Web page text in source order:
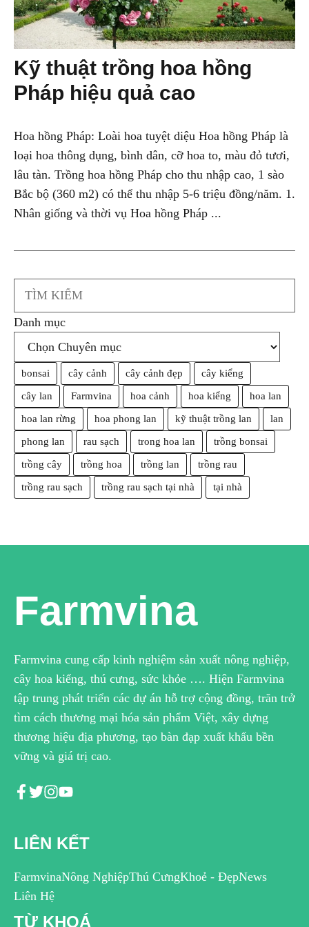
Kỹ thuật trồng hoa hồng
Pháp hiệu quả cao
Hoa hồng Pháp: Loài hoa tuyệt diệu Hoa hồng Pháp là
loại hoa thông dụng, bình dân, cỡ hoa to, màu đỏ tươi,
lâu tàn. Trồng hoa hồng Pháp cho thu nhập cao, 1 sào
Bắc bộ (360 m2) có thể thu nhập 5-6 triệu đồng/năm. 1.
Nhân giống và thời vụ Hoa hồng Pháp ...
Search
Danh mục
bonsai cây cảnh cây cảnh đẹp cây kiểng
cây lan Farmvina hoa cảnh hoa kiểng hoa lan
hoa lan rừng hoa phong lan kỹ thuật trồng lan lan
phong lan rau sạch trong hoa lan trồng bonsai
trồng cây trồng hoa trồng lan trồng rau
trồng rau sạch trồng rau sạch tại nhà tại nhà
Farmvina
Farmvina cung cấp kinh nghiệm sản xuất nông nghiệp,
cây hoa kiểng, thú cưng, sức khỏe …. Hiện Farmvina
tập trung phát triển các dự án hỗ trợ cộng đồng, trăn trở
tìm cách thương mại hóa sản phẩm Việt, xây dựng
thương hiệu địa phương, tạo bàn đạp xuất khẩu bền
vững và giá trị cao.
LIÊN KẾT
FarmvinaNông NghiệpThú CưngKhoẻ - ĐẹpNews
Liên Hệ
TỪ KHOÁ